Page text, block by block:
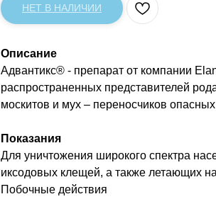
НЕТ В НАЛИЧИИ
Описание
Адвантикс® - препарат от компании
распространенных представителей
москитов и мух – переносчиков
Показания
Для уничтожения широкого спектра
иксодовых клещей, а также летающих
Побочные действия